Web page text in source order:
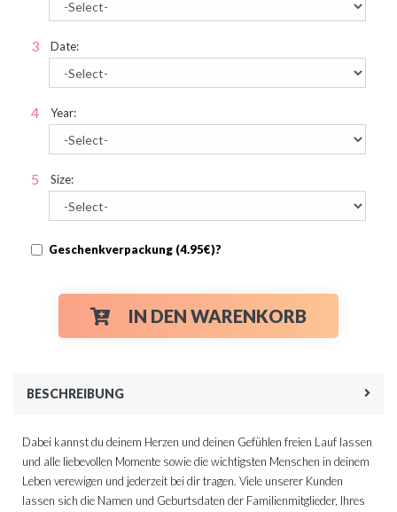
Date:
Year:
Size:
Geschenkverpackung (4.95€)?
IN DEN WARENKORB
BESCHREIBUNG
Dabei kannst du deinem Herzen und deinen Gefühlen freien Lauf lassen
und alle liebevollen Momente sowie die wichtigsten Menschen in deinem
Leben verewigen und jederzeit bei dir tragen. Viele unserer Kunden
lassen sich die Namen und Geburtsdaten der Familienmitglieder, Ihres